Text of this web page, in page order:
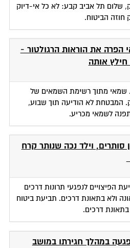
שלום תל אביב קבע: לא כל אי-דיוק
הפרה את הוראות הרגולטור -
אותה
שמאי מתוך רשימת השמאים של
המבטחת לא הודיעה תוך שבוע,
לשמאי מכריע.
סותרים, וילד נכה שנותר קרח
הפיצויים לנפגעי תרונות דרכים
ולא בתאונת דרכים. תביעת ביטוח
דרכים.
במהלך חגירתו במושב